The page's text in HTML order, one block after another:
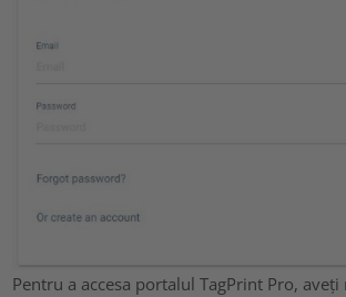
Pentru a accesa portalul TagPrint Pro,